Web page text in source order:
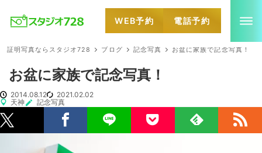
WEB予約 電話予約
証明写真ならスタジオ728 ブログ 記念写真 お盆に家族で記念写真！
お盆に家族で記念写真！
2014.08.12
2021.02.02
天神
記念写真